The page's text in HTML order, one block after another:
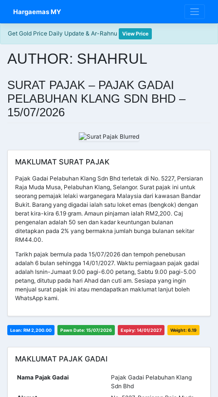
content
Hargaemas MY
Get Gold Price Daily Update & Ar-Rahnu View Price
AUTHOR: SHAHRUL
SURAT PAJAK – PAJAK GADAI
PELABUHAN KLANG SDN BHD –
15/07/2026
MAKLUMAT SURAT PAJAK
Pajak Gadai Pelabuhan Klang Sdn Bhd terletak di No. 5227, Persiaran
Raja Muda Musa, Pelabuhan Klang, Selangor. Surat pajak ini untuk
seorang pemajak lelaki warganegara Malaysia dari kawasan Bandar
Bukit. Barang yang digadai ialah satu loket emas (bengkok) dengan
berat kira-kira 6.19 gram. Amaun pinjaman ialah RM2,200. Caj
pengenalan adalah 50 sen dan kadar keuntungan bulanan
ditetapkan pada 2% yang bermakna jumlah bunga bulanan sekitar
RM44.00.
Tarikh pajak bermula pada 15/07/2026 dan tempoh penebusan
adalah 6 bulan sehingga 14/01/2027. Waktu perniagaan pajak gadai
adalah Isnin-Jumaat 9.00 pagi-6.00 petang, Sabtu 9.00 pagi-5.00
petang, ditutup pada hari Ahad dan cuti am. Sesiapa yang ingin
menjual surat pajak ini atau mendapatkan maklumat lanjut boleh
WhatsApp kami.
Loan: RM 2,200.00 Pawn Date: 15/07/2026 Expiry: 14/01/2027 Weight: 6.19
MAKLUMAT PAJAK GADAI
Nama Pajak Gadai
Pajak Gadai Pelabuhan Klang
Sdn Bhd